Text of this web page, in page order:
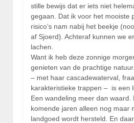
stille bewijs dat er iets niet
gegaan. Dat ik voor het mooiste
risico’s nam nabij het beekje
af Sjoerd). Achteraf kunnen we
lachen.
Want ik heb deze zonnige
genieten van de prachtige
– met haar cascadewaterval,
karakteristieke trappen – is een
Een wandeling meer dan waard.
komende jaren alleen nog maar
landgoed wordt hersteld. En